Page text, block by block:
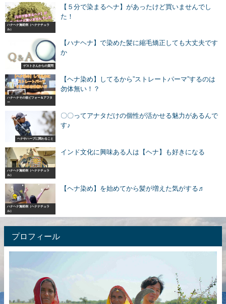
ハナヘナ施術例（ヘナナチュラ
ル）
【５分で染まるヘナ】があったけど買いませんでし
た！
ゲストさんからの質問
【ハナヘナ】で染めた髪に縮毛矯正しても大丈夫です
か
ハナヘナその後ビフォー＆アフタ
ー
【ヘナ染め】してるから”ストレートパーマ”するのは
勿体無い！？
ヘナやハーブに関わること
〇〇ってアナタだけの個性が活かせる魅力があるんで
す♪
ハナヘナ施術例（ヘナナチュラ
ル）
インド文化に興味ある人は【ヘナ】も好きになる
ハナヘナ施術例（ヘナナチュラ
ル）
【ヘナ染め】を始めてから髪が増えた気がする♬
プロフィール